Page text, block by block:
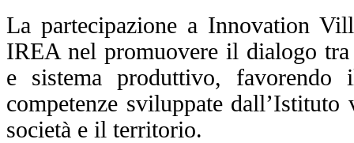
La partecipazione a Innovation
IREA nel promuovere il dialogo
e sistema produttivo, favorendo
competenze sviluppate
società e il territorio.